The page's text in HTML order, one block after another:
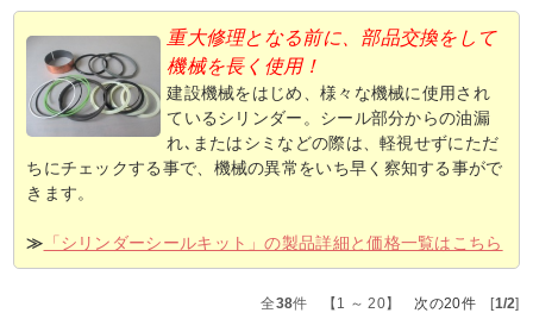
重大修理となる前に、部品交換をして
機械を長く使用！
建設機械をはじめ、様々な機械に使用され
ているシリンダー。シール部分からの油漏
れ､またはシミなどの際は、軽視せずにただ
ちにチェックする事で、機械の異常をいち早く察知する事がで
きます。
≫ 「シリンダーシールキット」の製品詳細と価格一覧はこちら
全38件 【1 ～ 20】 次の20件[1/2]